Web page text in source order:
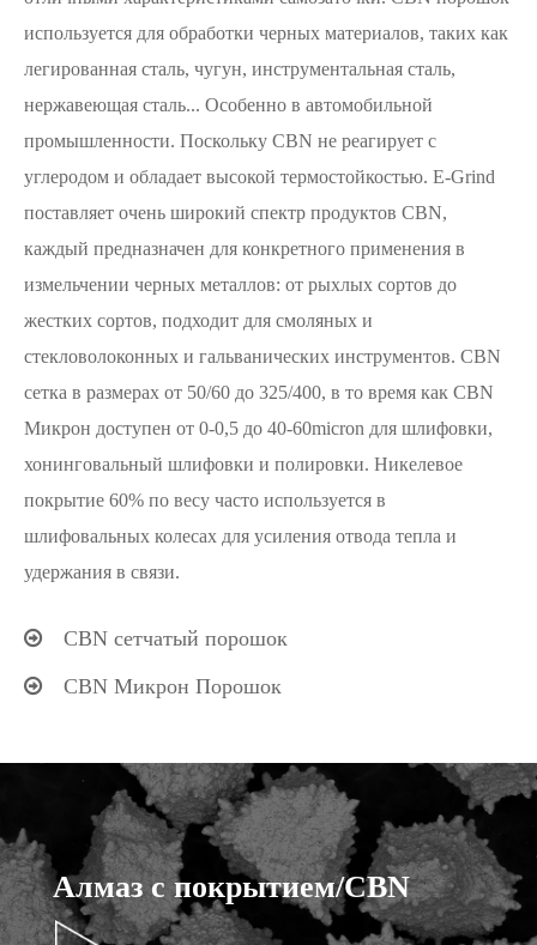
используется для обработки черных материалов, таких как
легированная сталь, чугун, инструментальная сталь,
нержавеющая сталь... Особенно в автомобильной
промышленности. Поскольку CBN не реагирует с
углеродом и обладает высокой термостойкостью. E-Grind
поставляет очень широкий спектр продуктов CBN,
каждый предназначен для конкретного применения в
измельчении черных металлов: от рыхлых сортов до
жестких сортов, подходит для смоляных и
стекловолоконных и гальванических инструментов. CBN
сетка в размерах от 50/60 до 325/400, в то время как CBN
Микрон доступен от 0-0,5 до 40-60micron для шлифовки,
хонинговальный шлифовки и полировки. Никелевое
покрытие 60% по весу часто используется в
шлифовальных колесах для усиления отвода тепла и
удержания в связи.
CBN сетчатый порошок
CBN Микрон Порошок
Алмаз с покрытием/CBN